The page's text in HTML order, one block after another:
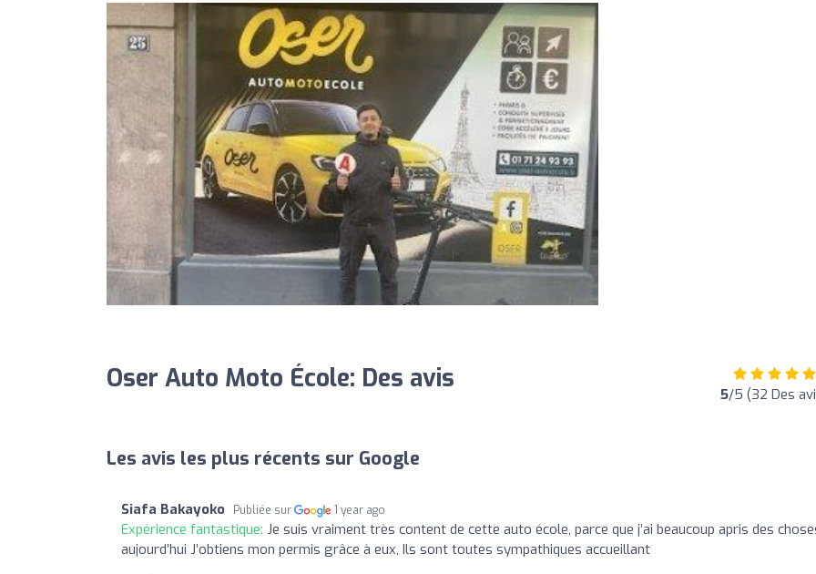
Oser Auto Moto École: Des avis 5/5 (32 Des
Les avis les plus récents sur Google
Siafa Bakayoko Publiée sur 1 year ago
Expérience fantastique: Je suis vraiment très content de cette auto école, parce que j’ai beaucoup apris des
aujourd’hui J’obtiens mon permis grâce à eux, Ils sont toutes sympathiques accueillant